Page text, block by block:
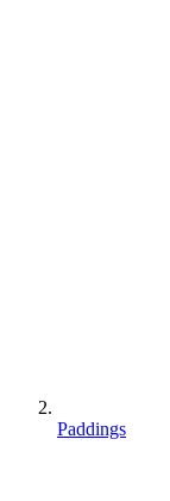
Paddings